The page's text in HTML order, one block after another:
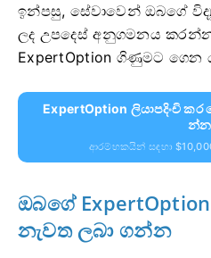
ඉන්පසු, සේවාවෙන් ඔබගේ
ලද උපදෙස් අනුගමනය
ExpertOption ගිණුමට
ExpertOption ලියාපදිංචි
න්න
ආරම්භකයින් සඳහා
ඔබගේ
නැවත ලබා ගන්න